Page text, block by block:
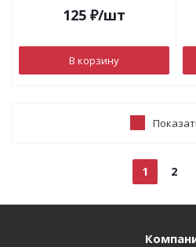
125 ₽/шт
В корзину
1 2